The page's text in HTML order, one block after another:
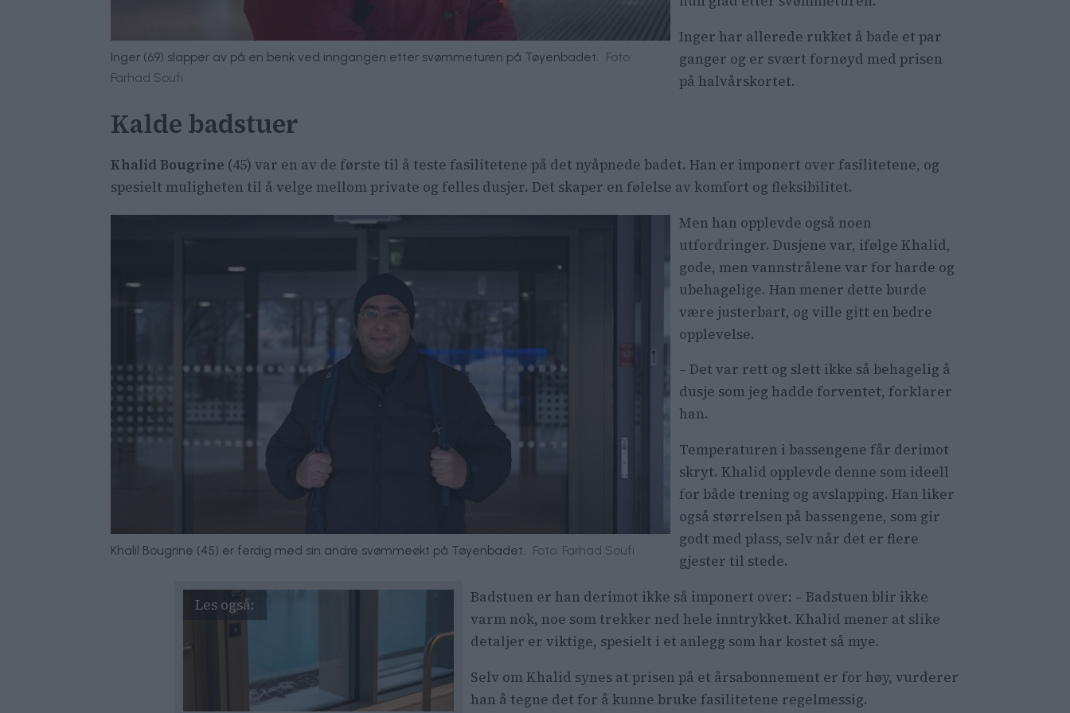
Inger (69) slapper av på en benk ved inngangen etter svømmeturen på Tøyenbadet.
Foto:
Farhad Soufi
Inger har allerede rukket å bade et par
ganger og er svært fornøyd med prisen
på halvårskortet.
Kalde badstuer
Khalid Bougrine (45) var en av de første til å teste fasilitetene på det nyåpnede badet. Han er imponert over fasilitetene, og
spesielt muligheten til å velge mellom private og felles dusjer. Det skaper en følelse av komfort og fleksibilitet.
Khalil Bougrine (45) er ferdig med sin andre svømmeøkt på Tøyenbadet. Foto: Farhad Soufi
Men han opplevde også noen
utfordringer. Dusjene var, ifølge Khalid,
gode, men vannstrålene var for harde og
ubehagelige. Han mener dette burde
være justerbart, og ville gitt en bedre
opplevelse.
– Det var rett og slett ikke så behagelig å
dusje som jeg hadde forventet, forklarer
han.
Temperaturen i bassengene får derimot
skryt. Khalid opplevde denne som ideell
for både trening og avslapping. Han liker
også størrelsen på bassengene, som gir
godt med plass, selv når det er flere
gjester til stede.
Badstuen er han derimot ikke så imponert over: – Badstuen blir ikke
varm nok, noe som trekker ned hele inntrykket. Khalid mener at slike
detaljer er viktige, spesielt i et anlegg som har kostet så mye.
Selv om Khalid synes at prisen på et årsabonnement er for høy, vurderer
han å tegne det for å kunne bruke fasilitetene regelmessig.